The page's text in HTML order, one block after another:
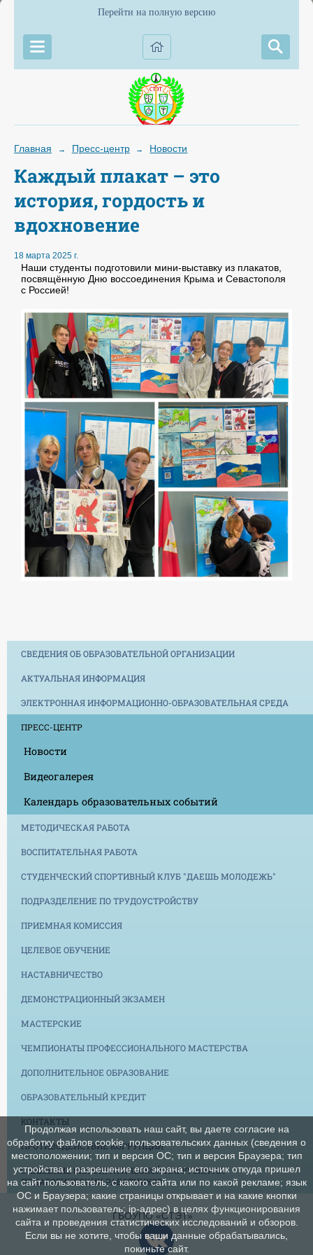
Перейти на полную версию
Главная → Пресс-центр → Новости
Каждый плакат – это
история, гордость и
вдохновение
18 марта 2025 г.
Наши студенты подготовили мини-выставку из плакатов,
посвящённую Дню воссоединения Крыма и Севастополя
с Россией!
СВЕДЕНИЯ ОБ ОБРАЗОВАТЕЛЬНОЙ ОРГАНИЗАЦИИ
АКТУАЛЬНАЯ ИНФОРМАЦИЯ
ЭЛЕКТРОННАЯ ИНФОРМАЦИОННО-ОБРАЗОВАТЕЛЬНАЯ СРЕДА
ПРЕСС-ЦЕНТР
Новости
Видеогалерея
Календарь образовательных событий
МЕТОДИЧЕСКАЯ РАБОТА
ВОСПИТАТЕЛЬНАЯ РАБОТА
СТУДЕНЧЕСКИЙ СПОРТИВНЫЙ КЛУБ "ДАЕШЬ МОЛОДЕЖЬ"
ПОДРАЗДЕЛЕНИЕ ПО ТРУДОУСТРОЙСТВУ
ПРИЕМНАЯ КОМИССИЯ
ЦЕЛЕВОЕ ОБУЧЕНИЕ
НАСТАВНИЧЕСТВО
ДЕМОНСТРАЦИОННЫЙ ЭКЗАМЕН
МАСТЕРСКИЕ
ЧЕМПИОНАТЫ ПРОФЕССИОНАЛЬНОГО МАСТЕРСТВА
ДОПОЛНИТЕЛЬНОЕ ОБРАЗОВАНИЕ
ОБРАЗОВАТЕЛЬНЫЙ КРЕДИТ
КОНТАКТЫ
ПРОТИВОДЕЙСТВИЕ КОРРУПЦИИ
СНИЖЕНИЕ БЮРОКРАТИЧЕСКОЙ НАГРУЗКИ НА
ПЕДАГОГИЧЕСКИХ РАБОТНИКОВ
ГБОУПО «СТЭТ»
Продолжая использовать наш сайт, вы даете согласие на
обработку файлов cookie, пользовательских данных (сведения о
местоположении; тип и версия ОС; тип и версия Браузера; тип
устройства и разрешение его экрана; источник откуда пришел
на сайт пользователь; с какого сайта или по какой рекламе; язык
ОС и Браузера; какие страницы открывает и на какие кнопки
нажимает пользователь; ip-адрес) в целях функционирования
сайта и проведения статистических исследований и обзоров.
Если вы не хотите, чтобы ваши данные обрабатывались,
покиньте сайт.